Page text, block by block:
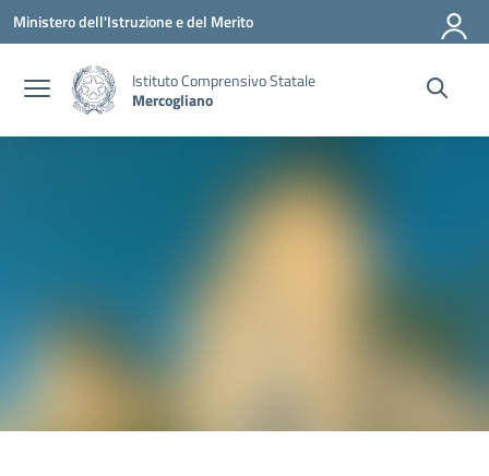
Vai ai contenuti
Vai al menu di navigazione
Vai al footer
Ministero dell'Istruzione e del Merito
Istituto Comprensivo Statale
Mercogliano